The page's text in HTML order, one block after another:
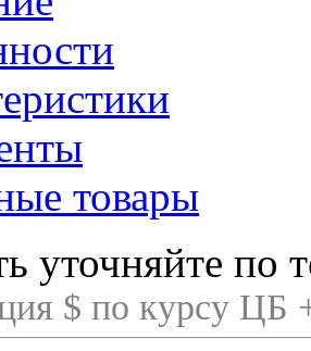
товары
уточняйте по
$ по курсу ЦБ